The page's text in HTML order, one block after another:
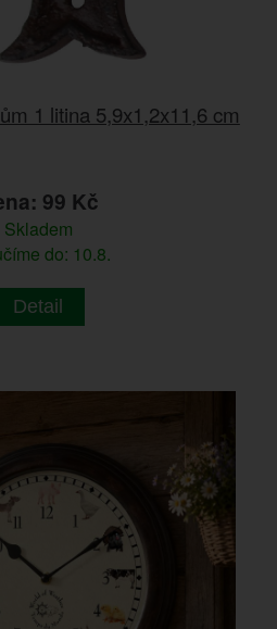
1 litina 5,9x1,2x11,6 cm
99 Kč
Skladem
do: 10.8.
Detail